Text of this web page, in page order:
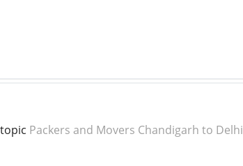
Packers and Movers Chandigarh to Delhi